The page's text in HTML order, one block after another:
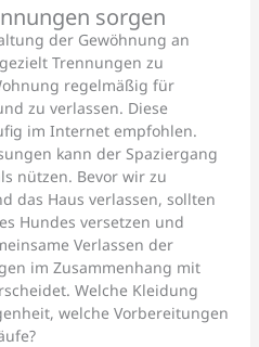
sorgen
der Gewöhnung an
Trennungen zu
regelmäßig für
zu verlassen. Diese
im Internet empfohlen.
kann der Spaziergang
nützen. Bevor wir zu
das Haus verlassen, sollten
Hundes versetzen und
Verlassen der
im Zusammenhang mit
Welche Kleidung
welche Vorbereitungen